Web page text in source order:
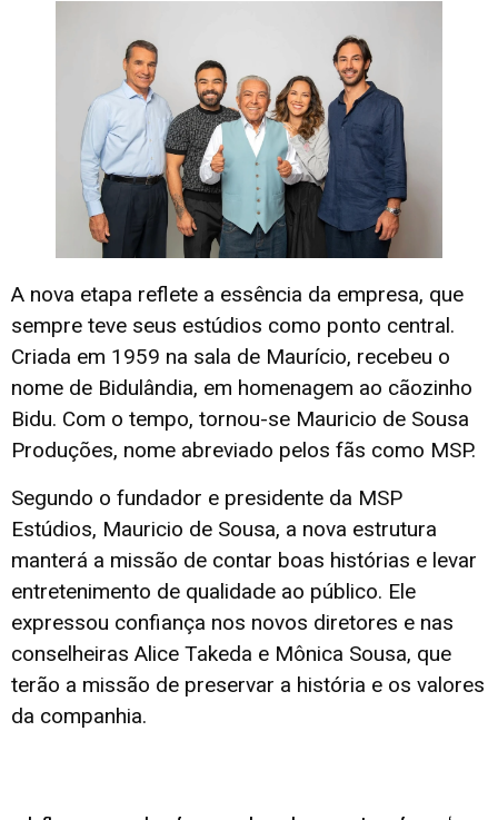
A nova etapa reflete a essência da empresa, que
sempre teve seus estúdios como ponto central.
Criada em 1959 na sala de Maurício, recebeu o
nome de Bidulândia, em homenagem ao cãozinho
Bidu. Com o tempo, tornou-se Mauricio de Sousa
Produções, nome abreviado pelos fãs como MSP.
Segundo o fundador e presidente da MSP
Estúdios, Mauricio de Sousa, a nova estrutura
manterá a missão de contar boas histórias e levar
entretenimento de qualidade ao público. Ele
expressou confiança nos novos diretores e nas
conselheiras Alice Takeda e Mônica Sousa, que
terão a missão de preservar a história e os valores
da companhia.